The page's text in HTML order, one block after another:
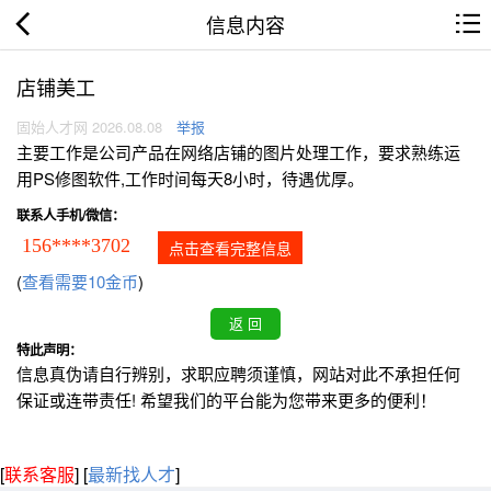
信息内容
店铺美工
固始人才网 2026.08.08 举报
主要工作是公司产品在网络店铺的图片处理工作，要求熟练运
用PS修图软件,工作时间每天8小时，待遇优厚。
联系人手机/微信：
156****3702 点击查看完整信息
(查看需要10金币)
特此声明：
信息真伪请自行辨别，求职应聘须谨慎，网站对此不承担任何
保证或连带责任! 希望我们的平台能为您带来更多的便利！
[联系客服] [最新找人才]